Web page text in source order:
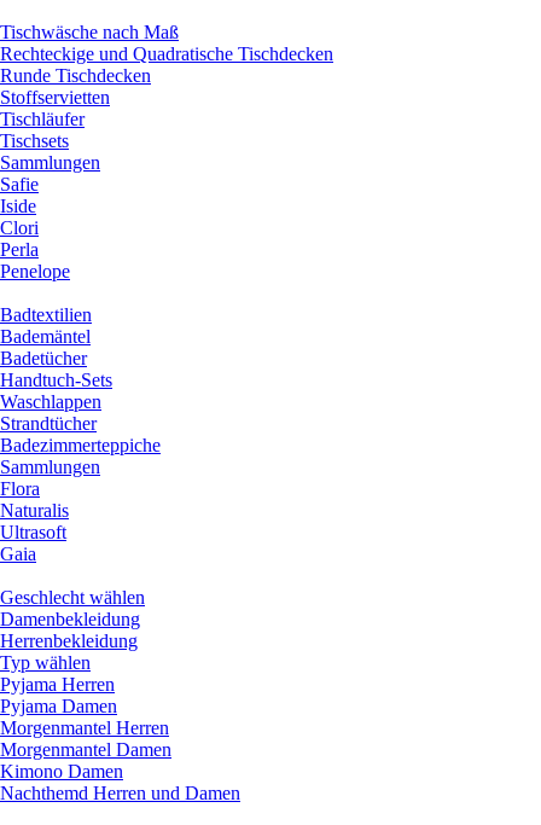
Tischwäsche nach Maß
Rechteckige und Quadratische Tischdecken
Runde Tischdecken
Stoffservietten
Tischläufer
Tischsets
Sammlungen
Safie
Iside
Clori
Perla
Penelope
Badtextilien
Bademäntel
Badetücher
Handtuch-Sets
Waschlappen
Strandtücher
Badezimmerteppiche
Sammlungen
Flora
Naturalis
Ultrasoft
Gaia
Geschlecht wählen
Damenbekleidung
Herrenbekleidung
Typ wählen
Pyjama Herren
Pyjama Damen
Morgenmantel Herren
Morgenmantel Damen
Kimono Damen
Nachthemd Herren und Damen